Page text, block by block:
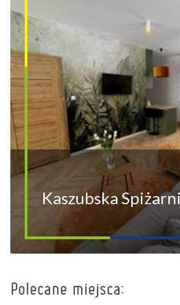
Kaszubska
+
Polecane miejsca: